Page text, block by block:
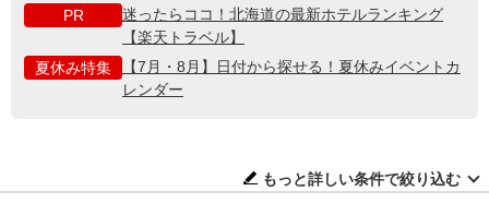
PR
迷ったらココ！北海道の最新ホテルランキング
【楽天トラベル】
夏休み特集
【7月・8月】日付から探せる！夏休みイベントカ
レンダー
もっと詳しい条件で絞り込む